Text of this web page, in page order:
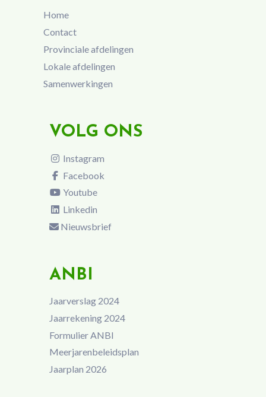
Home
Contact
Provinciale afdelingen
Lokale afdelingen
Samenwerkingen
VOLG ONS
Instagram
Facebook
Youtube
Linkedin
Nieuwsbrief
ANBI
Jaarverslag 2024
Jaarrekening 2024
Formulier ANBI
Meerjarenbeleidsplan
Jaarplan 2026